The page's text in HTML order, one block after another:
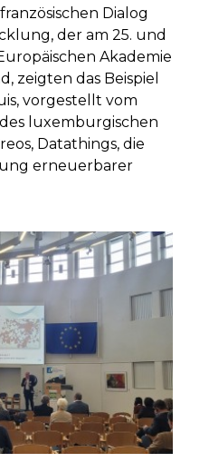
Dialog
der am 25. und
Akademie
zeigten das Beispiel
vorgestellt vom
luxemburgischen
Datathings, die
erneuerbarer